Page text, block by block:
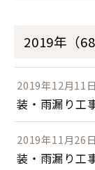
2019年（68
2019年12月11日
装・雨漏り工
2019年11月26日
装・雨漏り工